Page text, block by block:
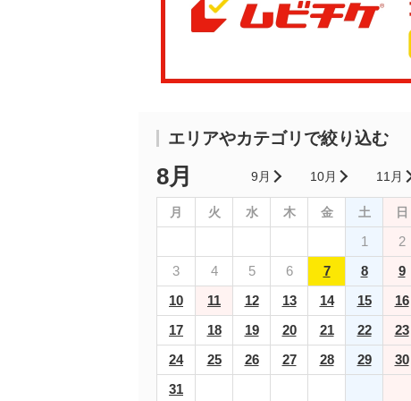
エリアやカテゴリで絞り込む
8月 9月 10月 11月
月 火 水 木 金 土 日
1
2
3
4 5 6 7 8
9
10
11 12 13 14 15
16
17
18 19 20 21 22
23
24
25 26 27 28 29
30
31